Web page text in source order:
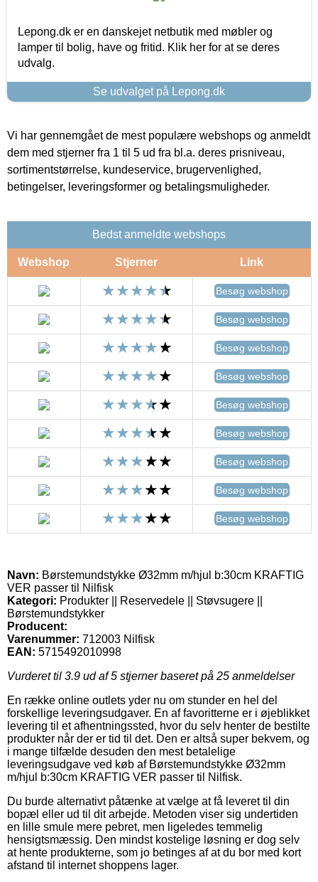
Lepong.dk er en danskejet netbutik med møbler og
lamper til bolig, have og fritid. Klik her for at se deres
udvalg.
Se udvalget på Lepong.dk
Vi har gennemgået de mest populære webshops og anmeldt
dem med stjerner fra 1 til 5 ud fra bl.a. deres prisniveau,
sortimentstørrelse, kundeservice, brugervenlighed,
betingelser, leveringsformer og betalingsmuligheder.
Bedst anmeldte webshops
Webshop Stjerner Link
Besøg webshop
Besøg webshop
Besøg webshop
Besøg webshop
Besøg webshop
Besøg webshop
Besøg webshop
Besøg webshop
Besøg webshop
Navn: Børstemundstykke Ø32mm m/hjul b:30cm KRAFTIG
VER passer til Nilfisk
Kategori: Produkter || Reservedele || Støvsugere ||
Børstemundstykker
Producent:
Varenummer: 712003 Nilfisk
EAN: 5715492010998
Vurderet til 3.9 ud af 5 stjerner baseret på 25 anmeldelser
En række online outlets yder nu om stunder en hel del
forskellige leveringsudgaver. En af favoritterne er i øjeblikket
levering til et afhentningssted, hvor du selv henter de bestilte
produkter når der er tid til det. Den er altså super bekvem, og
i mange tilfælde desuden den mest betalelige
leveringsudgave ved køb af Børstemundstykke Ø32mm
m/hjul b:30cm KRAFTIG VER passer til Nilfisk.
Du burde alternativt påtænke at vælge at få leveret til din
bopæl eller ud til dit arbejde. Metoden viser sig undertiden
en lille smule mere pebret, men ligeledes temmelig
hensigtsmæssig. Den mindst kostelige løsning er dog selv
at hente produkterne, som jo betinges af at du bor med kort
afstand til internet shoppens lager.